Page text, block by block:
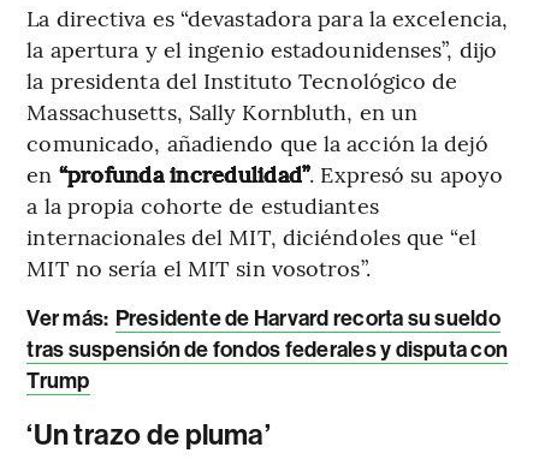
La directiva es “devastadora para la excelencia,
la apertura y el ingenio estadounidenses”, dijo
la presidenta del Instituto Tecnológico de
Massachusetts, Sally Kornbluth, en un
comunicado, añadiendo que la acción la dejó
en “profunda incredulidad”. Expresó su apoyo
a la propia cohorte de estudiantes
internacionales del MIT, diciéndoles que “el
MIT no sería el MIT sin vosotros”.
Ver más: Presidente de Harvard recorta su sueldo
tras suspensión de fondos federales y disputa con
Trump
‘Un trazo de pluma’